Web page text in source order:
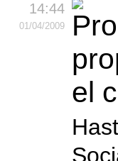
14:44
01/04/2009
el